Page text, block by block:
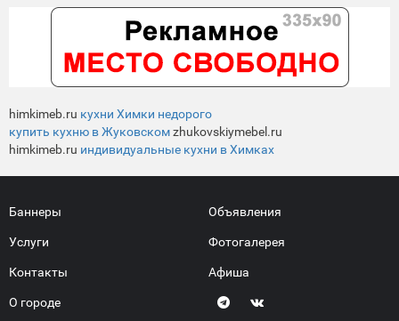
himkimeb.ru кухни Химки недорого
купить кухню в Жуковскомzhukovskiymebel.ru
himkimeb.ru индивидуальные кухни в Химках
Баннеры
Услуги
Контакты
О городе
Объявления
Фотогалерея
Афиша